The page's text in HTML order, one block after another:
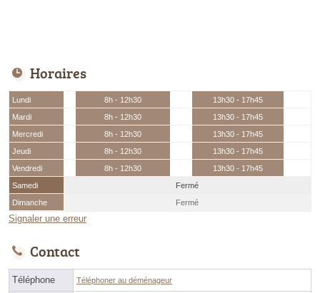
Horaires
Lundi 8h - 12h30
13h30 - 17h45
Mardi
8h - 12h30
13h30 - 17h45
Mercredi
8h - 12h30
13h30 - 17h45
Jeudi
8h - 12h30
13h30 - 17h45
Vendredi
8h - 12h30
13h30 - 17h45
Samedi
Fermé
Dimanche
Fermé
Signaler une erreur
Contact
Téléphone Téléphoner au déménageur